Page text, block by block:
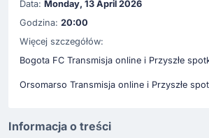
Data: Monday, 13 April 2026
Godzina: 20:00
Więcej szczegółów:
Bogota FC Transmisja online i Przyszłe
Orsomarso Transmisja online i Przyszłe
Informacja o treści